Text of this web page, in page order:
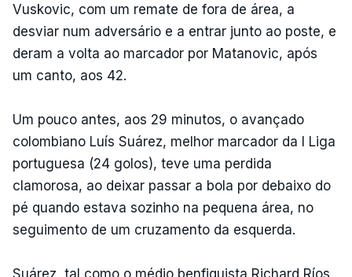
Vuskovic, com um remate de fora de área, a
desviar num adversário e a entrar junto ao poste, e
deram a volta ao marcador por Matanovic, após
um canto, aos 42.
Um pouco antes, aos 29 minutos, o avançado
colombiano Luís Suárez, melhor marcador da I Liga
portuguesa (24 golos), teve uma perdida
clamorosa, ao deixar passar a bola por debaixo do
pé quando estava sozinho na pequena área, no
seguimento de um cruzamento da esquerda.
Suárez, tal como o médio benfiquista Richard Ríos,